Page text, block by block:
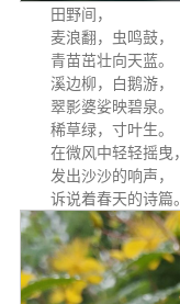
田野间，
麦浪翻，虫鸣鼓，
青苗茁壮向天蓝。
溪边柳，白鹅游，
翠影婆娑映碧泉。
稀草绿，寸叶生。
在微风中轻轻摇曳，
发出沙沙的响声，
诉说着春天的诗篇。